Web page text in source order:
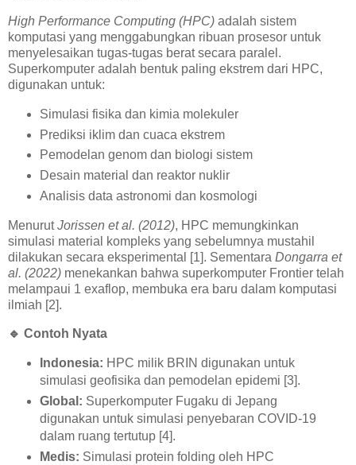
High Performance Computing (HPC) adalah sistem
komputasi yang menggabungkan ribuan prosesor untuk
menyelesaikan tugas-tugas berat secara paralel.
Superkomputer adalah bentuk paling ekstrem dari HPC,
digunakan untuk:
Simulasi fisika dan kimia molekuler
Prediksi iklim dan cuaca ekstrem
Pemodelan genom dan biologi sistem
Desain material dan reaktor nuklir
Analisis data astronomi dan kosmologi
MenurutJorissen et al. (2012), HPC memungkinkan
simulasi material kompleks yang sebelumnya mustahil
dilakukan secara eksperimental [1]. Sementara Dongarra et
al. (2022) menekankan bahwa superkomputer Frontier telah
melampaui 1 exaflop, membuka era baru dalam komputasi
ilmiah [2].
🔹 Contoh Nyata
Indonesia: HPC milik BRIN digunakan untuk
simulasi geofisika dan pemodelan epidemi [3].
Global: Superkomputer Fugaku di Jepang
digunakan untuk simulasi penyebaran COVID-19
dalam ruang tertutup [4].
Medis: Simulasi protein folding oleh HPC